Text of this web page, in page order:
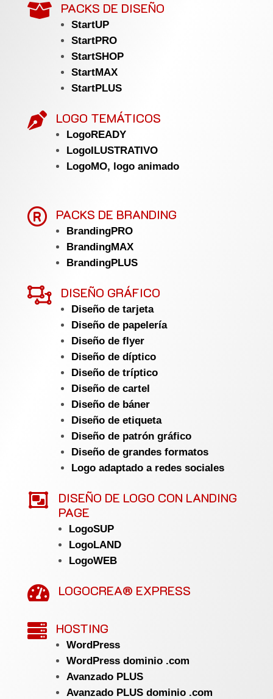
 PACKS DE DISEÑO
StartUP
StartPRO
StartSHOP
StartMAX
StartPLUS
 LOGO TEMÁTICOS
LogoREADY
LogoILUSTRATIVO
LogoMO, logo animado
 PACKS DE BRANDING
BrandingPRO
BrandingMAX
BrandingPLUS
 DISEÑO GRÁFICO
Diseño de tarjeta
Diseño de papelería
Diseño de flyer
Diseño de díptico
Diseño de tríptico
Diseño de cartel
Diseño de báner
Diseño de etiqueta
Diseño de patrón gráfico
Diseño de grandes formatos
Logo adaptado a redes sociales

DISEÑO DE LOGO CON LANDING
PAGE
LogoSUP
LogoLAND
LogoWEB
 LOGOCREA® EXPRESS
 HOSTING
WordPress
WordPress dominio .com
Avanzado PLUS
Avanzado PLUS dominio .com